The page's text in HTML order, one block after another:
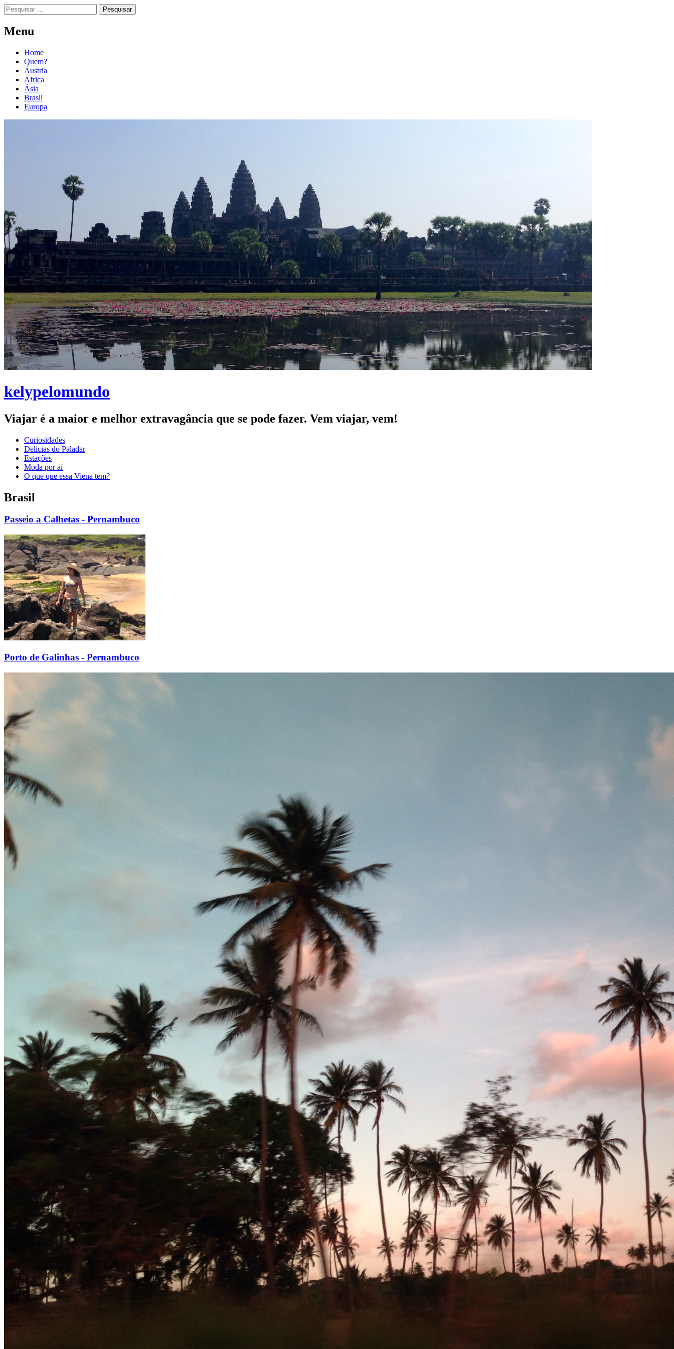
Menu
Home
Quem?
Áustria
Africa
Ásia
Brasil
Europa
kelypelomundo
Viajar é a maior e melhor extravagância que se pode fazer. Vem viajar, vem!
Curiosidades
Delicias do Paladar
Estações
Moda por ai
O que que essa Viena tem?
Brasil
Passeio a Calhetas - Pernambuco
Porto de Galinhas - Pernambuco